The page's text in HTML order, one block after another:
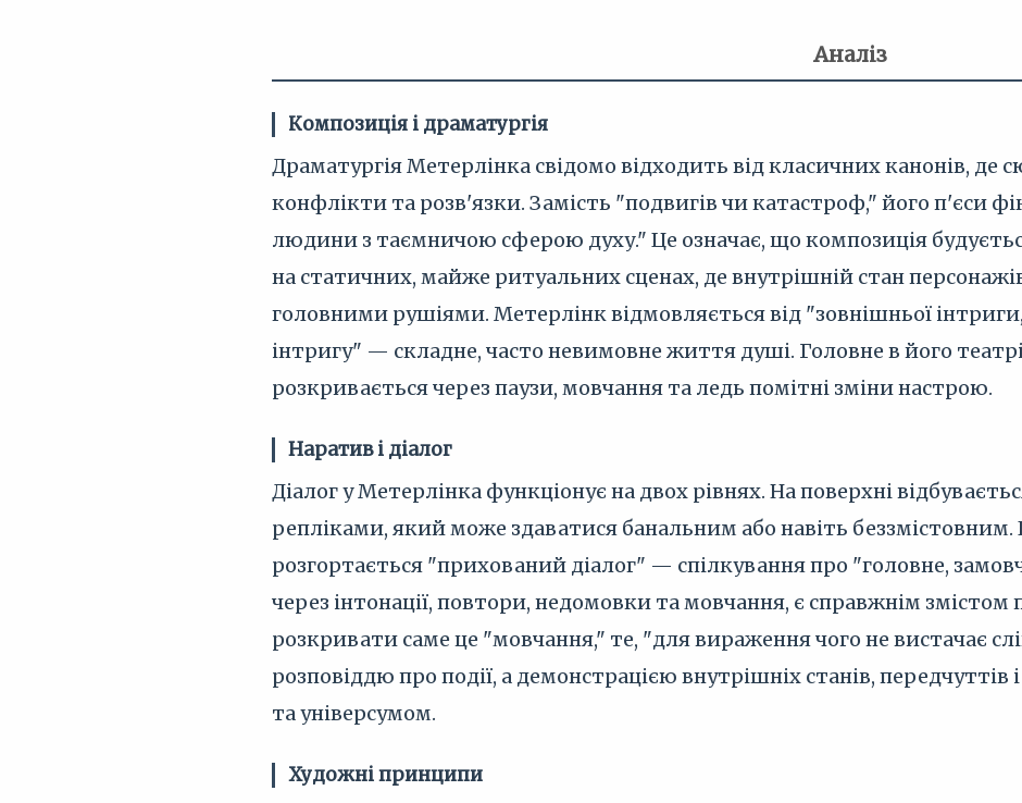
Аналіз
Композиція і драматургія
Драматургія Метерлінка свідомо відходить від класичних канонів, де
конфлікти та розв'язки. Замість "подвигів чи катастроф," його п'єси
людини з таємничою сферою духу." Це означає, що композиція
на статичних, майже ритуальних сценах, де внутрішній стан
головними рушіями. Метерлінк відмовляється від "зовнішньої
інтригу" — складне, часто невимовне життя душі. Головне в його
розкривається через паузи, мовчання та ледь помітні зміни настрою.
Наратив і діалог
Діалог у Метерлінка функціонує на двох рівнях. На поверхні
репліками, який може здаватися банальним або навіть
розгортається "прихований діалог" — спілкування про "головне,
через інтонації, повтори, недомовки та мовчання, є справжнім
розкривати саме це "мовчання," те, "для вираження чого не вистачає
розповіддю про події, а демонстрацією внутрішніх станів,
та універсумом.
Художні принципи